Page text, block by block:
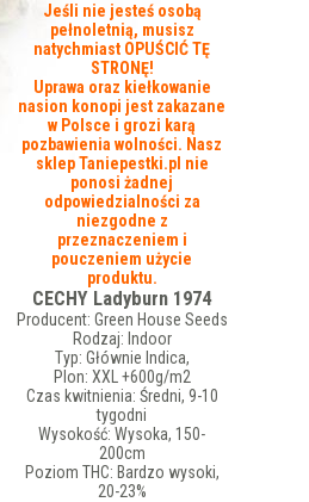
Jeśli nie jesteś osobą
pełnoletnią, musisz
natychmiast OPUŚCIĆ TĘ
STRONĘ!
Uprawa oraz kiełkowanie
nasion konopi jest zakazane
w Polsce i grozi karą
pozbawienia wolności. Nasz
sklep Taniepestki.pl nie
ponosi żadnej
odpowiedzialności za
niezgodne z
przeznaczeniem i
pouczeniem użycie
produktu.
CECHY Ladyburn 1974
Producent: Green House Seeds
Rodzaj: Indoor
Typ: Głównie Indica,
Plon: XXL +600g/m2
Czas kwitnienia: Średni, 9-10
tygodni
Wysokość: Wysoka, 150-
200cm
Poziom THC: Bardzo wysoki,
20-23%